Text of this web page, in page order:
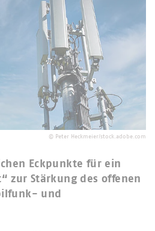
© Peter Heckmeier/stock.adobe.com
Eckpunkte für ein
zur Stärkung des offenen
und